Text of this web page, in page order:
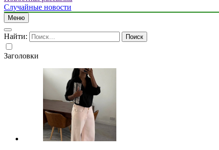
Случайные новости
Меню
Найти:
Заголовки